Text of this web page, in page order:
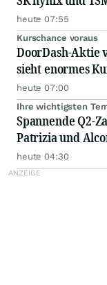
heute 07:55
Kurschance voraus
DoorDash-Aktie
sieht enormes
heute 07:00
Ihre wichtigsten
Spannende Q2-
Patrizia und
heute 04:30